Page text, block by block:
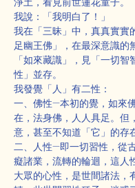
我說：「我明白了！」
我在「三昧」中，真真實實
足幽王佛」，在最深意識的
「如來藏識」，見「一切智
性」並存。
我發覺「人」有二性：
一、佛性—本初的覺，如來
在，法身佛，人人具足。但
意，甚至不知道「它」的存
二、人性—即一切習性，從
癡諸業，流轉的輪迴，這人
大眾的心性，是世間諸法，